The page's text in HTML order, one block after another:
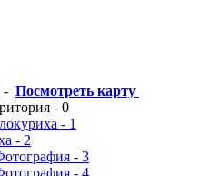
- Посмотреть карту